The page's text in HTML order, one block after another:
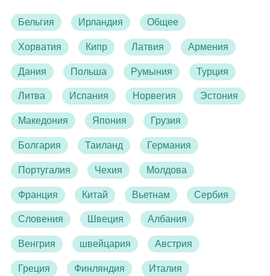
Бельгия Ирландия
Общее
Хорватия
Кипр Латвия
Армения
Дания
Польша Румыния
Турция
Литва
Испания Норвегия
Эстония
Македония
Япония
Грузия
Болгария
Таиланд
Германия
Португалия
Чехия
Молдова
Франция
Китай Вьетнам
Сербия
Словения
Швеция
Албания
Венгрия
швейцария
Австрия
Греция
Финляндия
Италия